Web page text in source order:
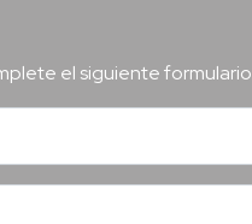
el siguiente formulario